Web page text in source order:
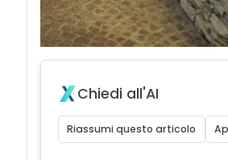
Chiedi all'AI
Riassumi questo articolo